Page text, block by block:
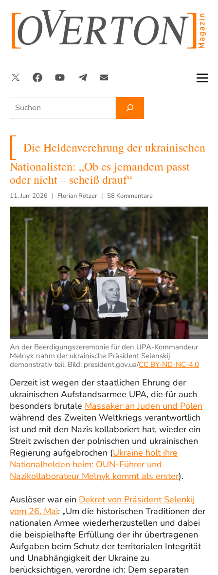
springen
Suchen
TwitterFacebookYouTubeTelegramNewsletter
Die Heldenverehrung der ukrainischen
Nationalisten: „Ob es jemandem passt
oder nicht – scheiß drauf“
11. Juni 2026 Florian Rötzer 58 Kommentare
An der Beerdigungszeremonie für den UPA-Kommandeur
Melnyk nahm der ukrainische Präsident Selenskij
demonstrativ teil. Bild: president.gov.ua/CC BY-ND-NC-4.0
Derzeit ist wegen der staatlichen Ehrung der
ukrainischen Aufstandsarmee UPA, die für auch
besonders brutale Massaker an Juden und Polen
während des Zweiten Weltkriegs verantwortlich
ist und mit den Nazis kollaboriert hat, wieder ein
Streit zwischen der polnischen und ukrainischen
Regierung aufgebrochen (Ukraine holt ihre
Nationalhelden heim: OUN-Führer und
Nazikollaborateur Melnyk kommt als erster).
Auslöser war ein Dekret von Präsident Selenkij
vom 26. Mai: „Um die historischen Traditionen der
nationalen Armee wiederherzustellen und dabei
die beispielhafte Erfüllung der ihr übertragenen
Aufgaben beim Schutz der territorialen Integrität
und Unabhängigkeit der Ukraine zu
berücksichtigen, verordne ich: Dem separaten